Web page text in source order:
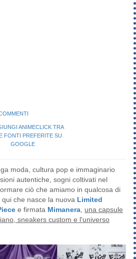
moda, cultura pop e immaginario
autentiche, sogni coltivati nel
ciò che amiamo in qualcosa di
che nasce la nuova Limited
e firmata Mimanera una capsule
sneakers custom e l'universo